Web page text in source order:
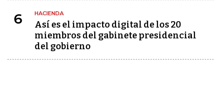
6 HACIENDA
Así es el impacto digital de los 20
miembros del gabinete presidencial
del gobierno